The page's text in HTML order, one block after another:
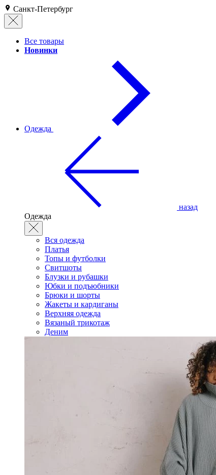
Санкт-Петербург
Все товары
Новинки
Одежда
назад
Одежда
Вся одежда
Платья
Топы и футболки
Свитшоты
Блузки и рубашки
Юбки и подъюбники
Брюки и шорты
Жакеты и кардиганы
Верхняя одежда
Вязаный трикотаж
Деним